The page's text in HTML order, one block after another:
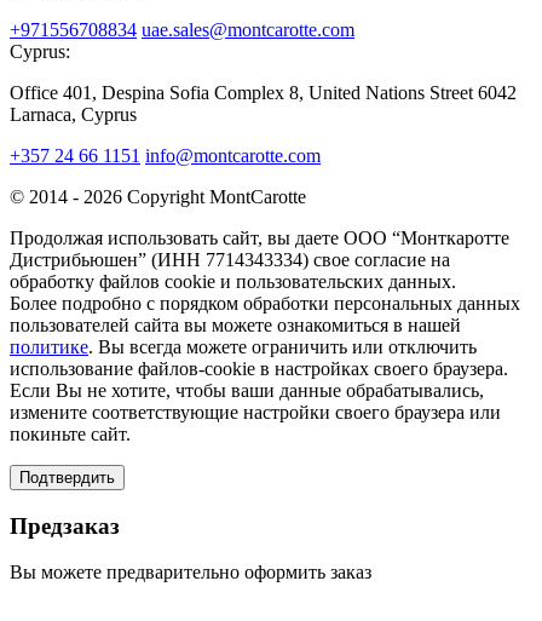
+971556708834 uae.sales@montcarotte.com
Cyprus:
Office 401, Despina Sofia Complex 8, United Nations Street 6042
Larnaca, Cyprus
+357 24 66 1151 info@montcarotte.com
© 2014 - 2026 Copyright MontCarotte
Продолжая использовать сайт, вы даете ООО “Монткаротте
Дистрибьюшен” (ИНН 7714343334) свое согласие на
обработку файлов cookie и пользовательских данных.
Более подробно с порядком обработки персональных данных
пользователей сайта вы можете ознакомиться в нашей
политике. Вы всегда можете ограничить или отключить
использование файлов-cookie в настройках своего браузера.
Если Вы не хотите, чтобы ваши данные обрабатывались,
измените соответствующие настройки своего браузера или
покиньте сайт.
Подтвердить
Предзаказ
Вы можете предварительно оформить заказ